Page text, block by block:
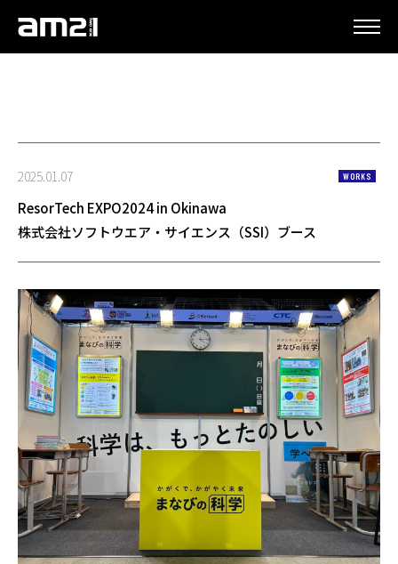
2025.01.07 WORKS
ResorTech EXPO2024 in Okinawa
株式会社ソフトウエア・サイエンス（SSI）ブース